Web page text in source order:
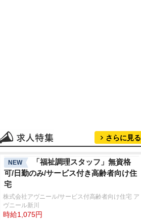
さらに見る
NEW
「福祉調理スタッフ」無資格
可/日勤のみ/サービス付き高齢者向け住
宅
株式会社アヴニール/サービス付高齢者向け住宅 ア
ヴニール新川
時給1,075円